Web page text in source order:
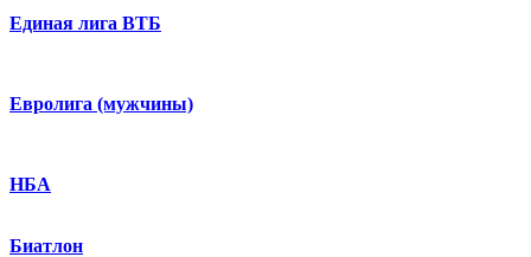
Единая лига ВТБ
Евролига (мужчины)
НБА
Биатлон